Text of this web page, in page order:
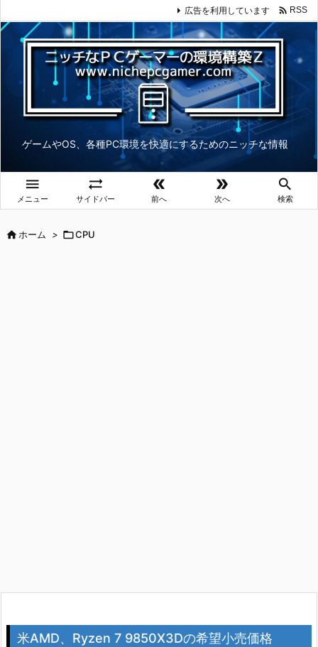
ゲームやOS、各種PC環境を快適にするためのニッチな情報

メニュー

サイドバー

前へ

次へ

検索
広告を利用しています  RSS
ホーム > CPU
米AMD、Ryzen 7 9850X3Dの希望小売価格